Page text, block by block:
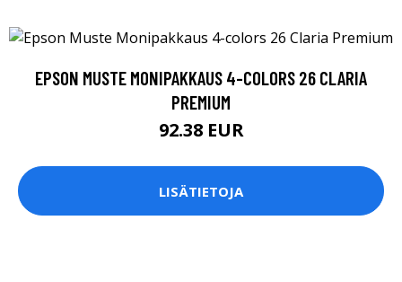
EPSON MUSTE MONIPAKKAUS 4-COLORS 26 CLARIA
PREMIUM
92.38 EUR
LISÄTIETOJA